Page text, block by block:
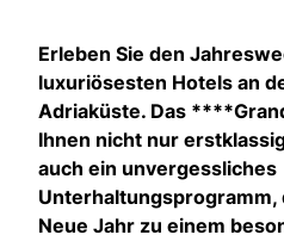
Erleben Sie den
luxuriösesten Hotels an
Adriaküste. Das
Ihnen nicht nur
auch ein unvergessliches
Unterhaltungsprogramm,
Neue Jahr zu einem